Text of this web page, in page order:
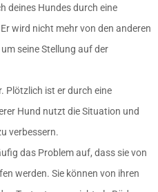
deines Hundes durch eine
wird nicht mehr von den anderen
seine Stellung auf der
Plötzlich ist er durch eine
Hund nutzt die Situation und
verbessern.
das Problem auf, dass sie von
werden. Sie können von ihren